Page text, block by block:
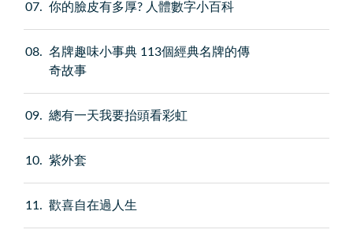
07 你的臉皮有多厚? 人體數字小百科
08
名牌趣味小事典 113個經典名牌的傳
奇故事
09 總有一天我要抬頭看彩虹
10 紫外套
11 歡喜自在過人生